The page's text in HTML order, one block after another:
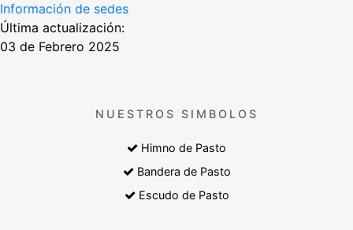
Información de sedes
Última actualización:
03 de Febrero 2025
NUESTROS SIMBOLOS
Himno de Pasto
Bandera de Pasto
Escudo de Pasto